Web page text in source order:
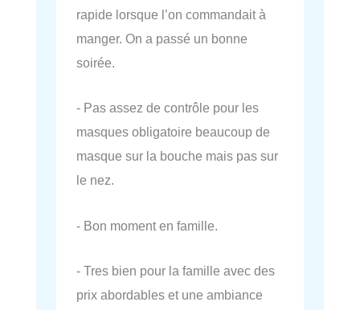
rapide lorsque l’on commandait à
manger. On a passé un bonne
soirée.
- Pas assez de contrôle pour les
masques obligatoire beaucoup de
masque sur la bouche mais pas sur
le nez.
- Bon moment en famille.
- Tres bien pour la famille avec des
prix abordables et une ambiance